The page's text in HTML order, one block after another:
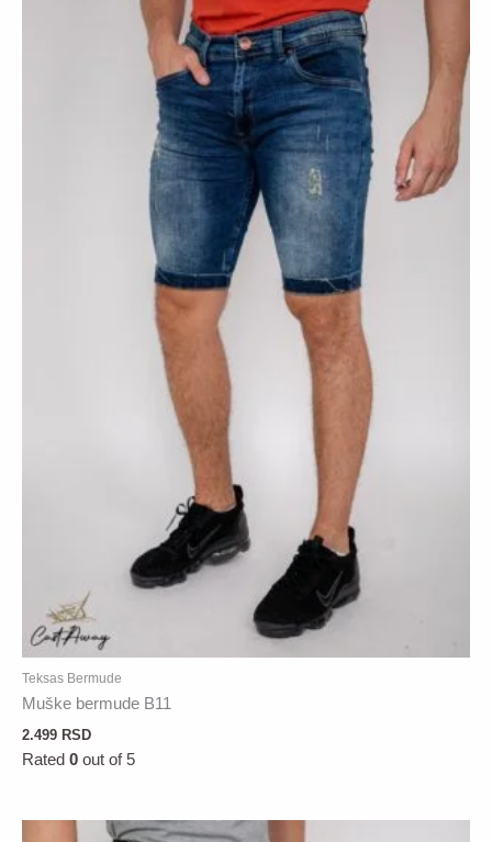
Teksas Bermude
Muške bermude B11
2.499 RSD
Rated 0 out of 5